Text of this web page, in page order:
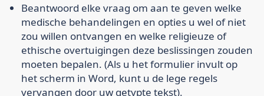
Beantwoord elke vraag om aan te geven welke
medische behandelingen en opties u wel of niet
zou willen ontvangen en welke religieuze of
ethische overtuigingen deze beslissingen zouden
moeten bepalen. (Als u het formulier invult op
het scherm in Word, kunt u de lege regels
vervangen door uw getypte tekst).